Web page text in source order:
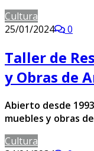
Cultura
25/01/2024
0
Taller de
y Obras de
Abierto desde
muebles y obras
Cultura